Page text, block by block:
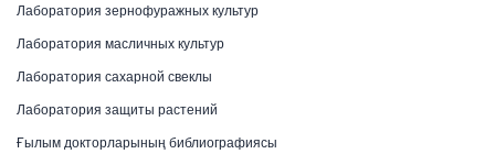
Лаборатория зернофуражных культур
Лаборатория масличных культур
Лаборатория сахарной свеклы
Лаборатория защиты растений
Ғылым докторларының библиографиясы